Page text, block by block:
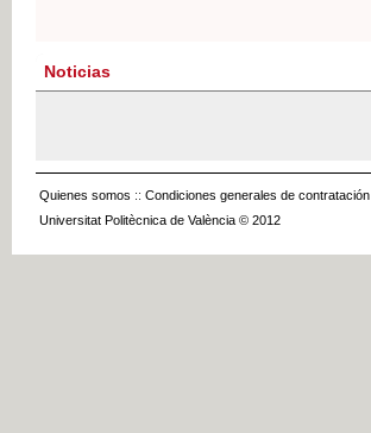
Noticias
Quienes somos :: Condiciones generales de contratación
Universitat Politècnica de València © 2012